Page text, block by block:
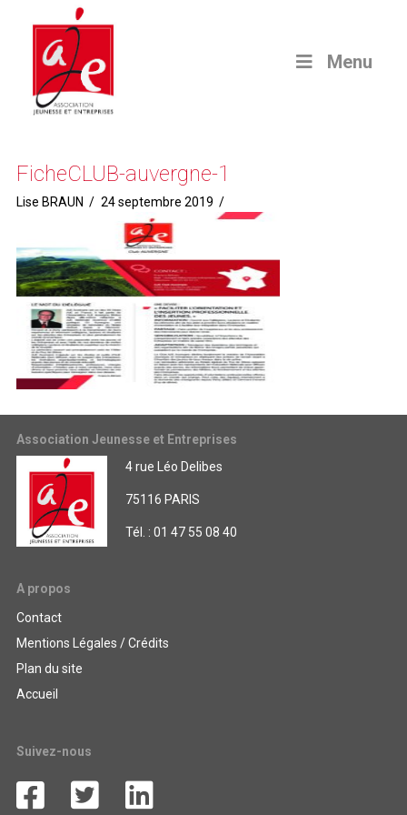
Menu
FicheCLUB-auvergne-1
Lise BRAUN 24 septembre 2019
Association Jeunesse et Entreprises
4 rue Léo Delibes
75116 PARIS
Tél. : 01 47 55 08 40
A propos
Contact
Mentions Légales / Crédits
Plan du site
Accueil
Suivez-nous